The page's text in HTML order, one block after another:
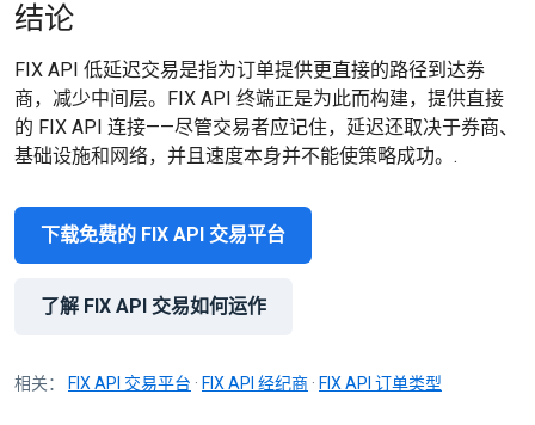
结论
FIX API 低延迟交易是指为订单提供更直接的路径到达券
商，减少中间层。FIX API 终端正是为此而构建，提供直接
的 FIX API 连接——尽管交易者应记住，延迟还取决于券商、
基础设施和网络，并且速度本身并不能使策略成功。.
下载免费的 FIX API 交易平台
了解 FIX API 交易如何运作
相关： FIX API 交易平台 · FIX API 经纪商 · FIX API 订单类型